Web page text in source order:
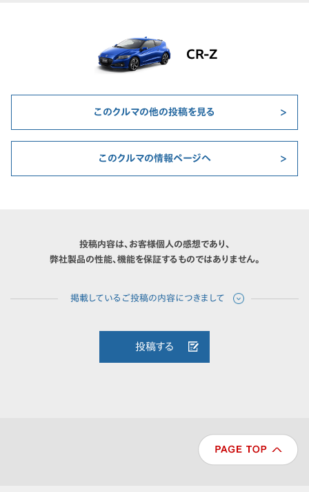
CR-Z
このクルマの他の投稿を見る
このクルマの情報ページへ
投稿内容は、お客様個人の感想であり、
弊社製品の性能、機能を保証するものではありません。
投稿する